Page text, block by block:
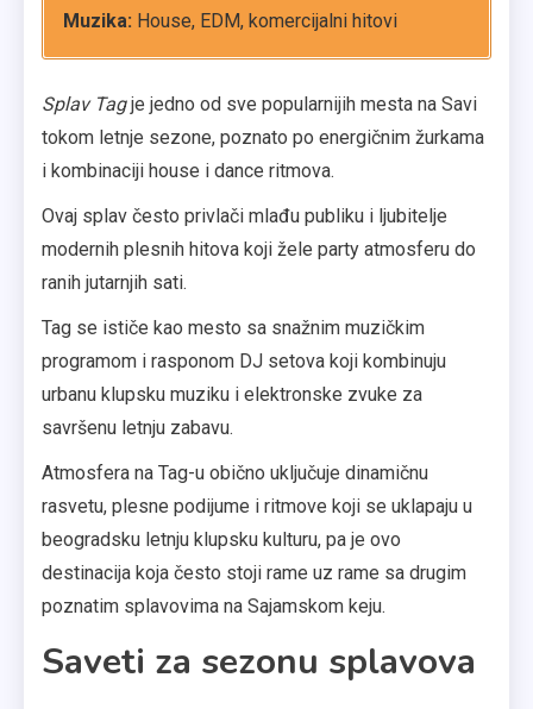
Muzika: House, EDM, komercijalni hitovi
Splav Tagje jedno od sve popularnijih mesta na Savi
tokom letnje sezone, poznato po energičnim žurkama
i kombinaciji house i dance ritmova.
Ovaj splav često privlači mlađu publiku i ljubitelje
modernih plesnih hitova koji žele party atmosferu do
ranih jutarnjih sati.
Tag se ističe kao mesto sa snažnim muzičkim
programom i rasponom DJ setova koji kombinuju
urbanu klupsku muziku i elektronske zvuke za
savršenu letnju zabavu.
Atmosfera na Tag-u obično uključuje dinamičnu
rasvetu, plesne podijume i ritmove koji se uklapaju u
beogradsku letnju klupsku kulturu, pa je ovo
destinacija koja često stoji rame uz rame sa drugim
poznatim splavovima na Sajamskom keju.
Saveti za sezonu splavova